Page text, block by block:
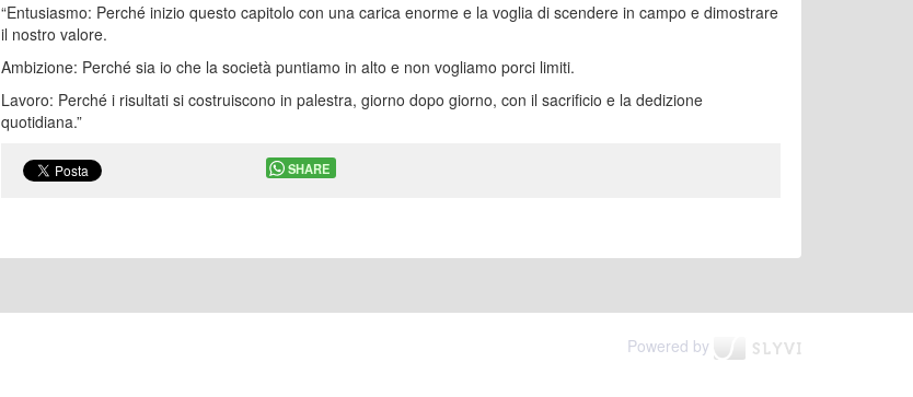
“Entusiasmo: Perché inizio questo capitolo con una carica enorme e la voglia di scendere in campo e dimostrare
il nostro valore.
Ambizione: Perché sia io che la società puntiamo in alto e non vogliamo porci limiti.
Lavoro: Perché i risultati si costruiscono in palestra, giorno dopo giorno, con il sacrificio e la dedizione
quotidiana.”
SHARE
Powered by